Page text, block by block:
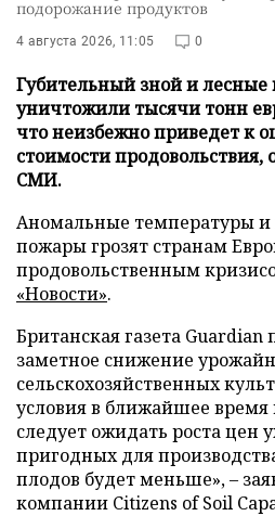
подорожание продуктов
4 августа 2026, 11:05 0
Губительный зной и
уничтожили тысячи тонн
что неизбежно приведет к
стоимости
СМИ.
Аномальные температуры
пожары грозят странам
продовольственным
«Новости».
Британская газета Guardian
заметное снижение
сельскохозяйственных
условия в ближайшее время
следует ожидать роста цен
пригодных для
плодов будет меньше», –
компании Citizens of Soil